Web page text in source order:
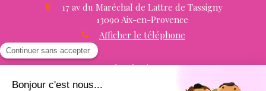
17 av du Maréchal de Lattre de Tassigny
13090 Aix-en-Provence
Afficher le téléphone
Plan du site
Mentions légales